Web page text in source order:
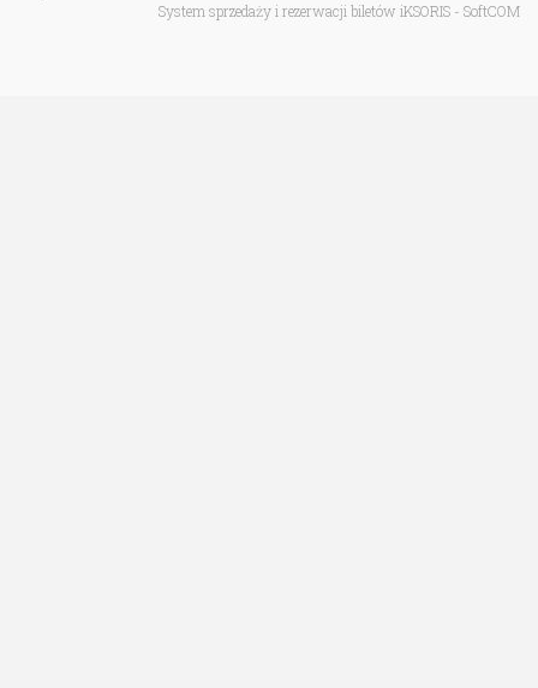
System sprzedaży i rezerwacji biletów iKSORIS - SoftCOM